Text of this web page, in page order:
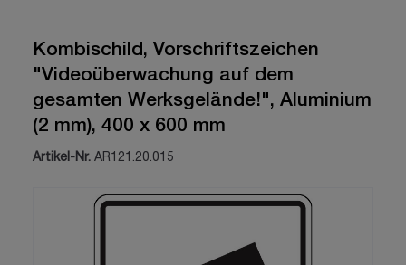
Kombischild, Vorschriftszeichen
"Videoüberwachung auf dem
gesamten Werksgelände!", Aluminium
(2 mm), 400 x 600 mm
Artikel-Nr. AR121.20.015